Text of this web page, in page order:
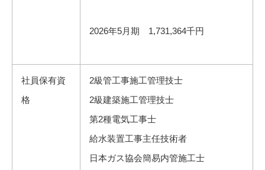
2026年5月期 1,731,364千円
社員保有資
格
2級管工事施工管理技士
2級建築施工管理技士
第2種電気工事士
給水装置工事主任技術者
日本ガス協会簡易内管施工士